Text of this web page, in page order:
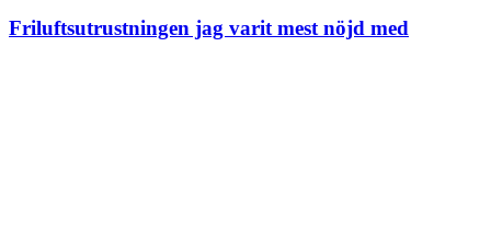
Friluftsutrustningen jag varit mest nöjd med